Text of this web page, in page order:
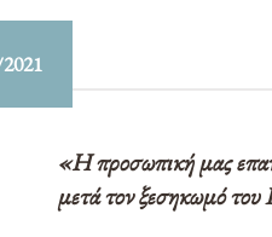
«Η προσωπική μας
μετά τον ξεσηκωμό του